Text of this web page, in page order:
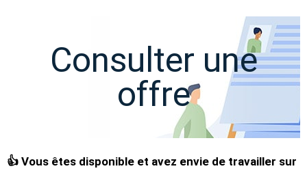
Consulter une
offre
👍 Vous êtes disponible et avez envie de travailler sur